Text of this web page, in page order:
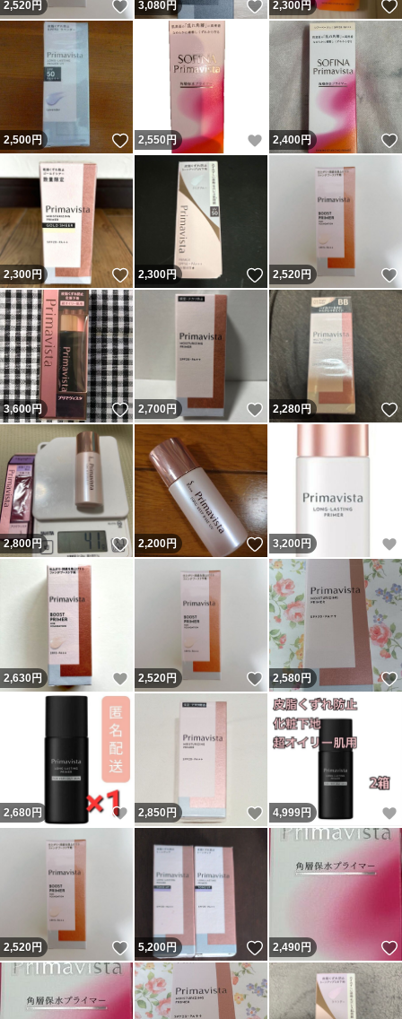
2,520円 いいね！
3,080円 いいね！
2,300円
2,500円 いいね！
2,550 円 いいね！
2,400円
2,300円 いいね！
2,300円 いいね！
2,520円
3,600円 いいね！
2,700円 いいね！
2,280円
2,800円 いいね！
2,200円 いいね！
3,200円
2,630円 いいね！
2,520円 いいね！
2,580円
2,680 円 いいね！
2,850円 いいね！
4,999円
2,520円 いいね！
5,200円 いいね！
2,490円